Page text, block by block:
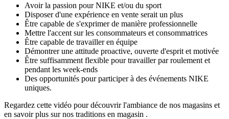
Avoir la passion pour NIKE et/ou du sport
Disposer d'une expérience en vente serait un plus
Être capable de s'exprimer de manière professionnelle
Mettre l'accent sur les consommateurs et consommatrices
Être capable de travailler en équipe
Démontrer une attitude proactive, ouverte d'esprit et motivée
Être suffisamment flexible pour travailler par roulement et
pendant les week-ends
Des opportunités pour participer à des événements NIKE
uniques.
Regardez cette vidéo pour découvrir l'ambiance de nos magasins et
en savoir plus sur nos traditions en magasin .